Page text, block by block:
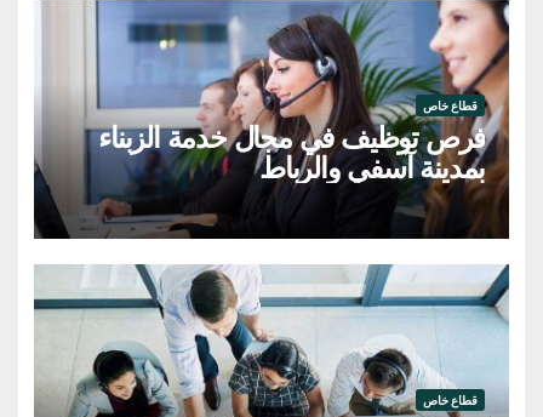
قطاع خاص
فرص توظيف في مجال خدمة الزبناء
بمدينة آسفي والرباط
قطاع خاص